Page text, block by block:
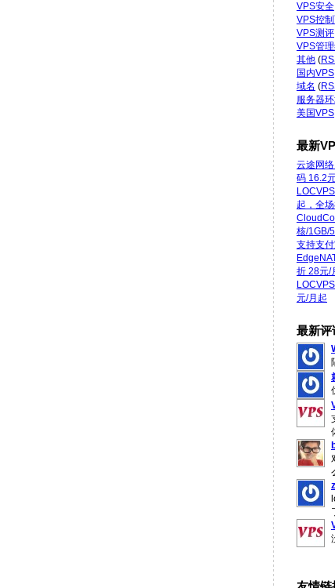
VPS安全
VPS控
VPS测评
VPS管
其他 (
国内VPS
域名 (
服务器
美国VPS
最新
云途网
码 16.2
起，全
核/1GB/
支持支
折 28元/
元/月起
最新评